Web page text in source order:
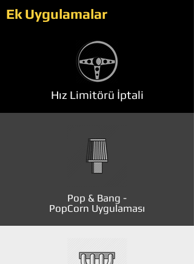
Ek Uygulamalar
Hız Limitörü İptali
Pop & Bang -
PopCorn Uygulaması